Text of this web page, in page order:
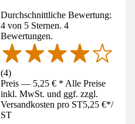
Durchschnittliche Bewertung:
4 von 5 Sternen. 4
Bewertungen.
(4)
Preis — 5,25 € * Alle Preise
inkl. MwSt. und ggf. zzgl.
Versandkosten pro ST5,25 €*/
ST